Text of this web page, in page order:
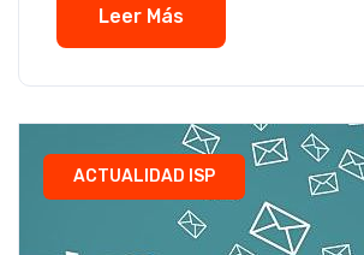
Leer Más
ACTUALIDAD ISP